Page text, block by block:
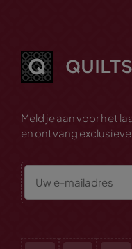
Meld je aan voor het
en ontvang